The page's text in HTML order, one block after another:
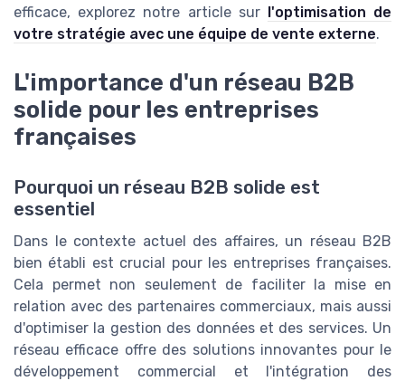
efficace, explorez notre article sur l'optimisation de
votre stratégie avec une équipe de vente externe.
L'importance d'un réseau B2B
solide pour les entreprises
françaises
Pourquoi un réseau B2B solide est
essentiel
Dans le contexte actuel des affaires, un réseau B2B
bien établi est crucial pour les entreprises françaises.
Cela permet non seulement de faciliter la mise en
relation avec des partenaires commerciaux, mais aussi
d'optimiser la gestion des données et des services. Un
réseau efficace offre des solutions innovantes pour le
développement commercial et l'intégration des